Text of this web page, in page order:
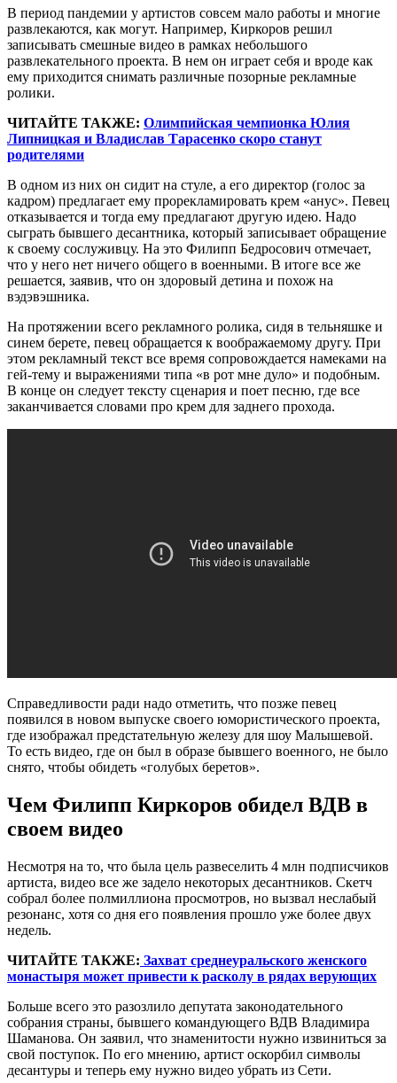
В период пандемии у артистов совсем мало работы и многие
развлекаются, как могут. Например, Киркоров решил
записывать смешные видео в рамках небольшого
развлекательного проекта. В нем он играет себя и вроде как
ему приходится снимать различные позорные рекламные
ролики.
ЧИТАЙТЕ ТАКЖЕ: Олимпийская чемпионка Юлия
Липницкая и Владислав Тарасенко скоро станут
родителями
В одном из них он сидит на стуле, а его директор (голос за
кадром) предлагает ему прорекламировать крем «анус». Певец
отказывается и тогда ему предлагают другую идею. Надо
сыграть бывшего десантника, который записывает обращение
к своему сослуживцу. На это Филипп Бедросович отмечает,
что у него нет ничего общего в военными. В итоге все же
решается, заявив, что он здоровый детина и похож на
вэдэвэшника.
На протяжении всего рекламного ролика, сидя в тельняшке и
синем берете, певец обращается к воображаемому другу. При
этом рекламный текст все время сопровождается намеками на
гей-тему и выражениями типа «в рот мне дуло» и подобным.
В конце он следует тексту сценария и поет песню, где все
заканчивается словами про крем для заднего прохода.
Справедливости ради надо отметить, что позже певец
появился в новом выпуске своего юмористического проекта,
где изображал предстательную железу для шоу Малышевой.
То есть видео, где он был в образе бывшего военного, не было
снято, чтобы обидеть «голубых беретов».
Чем Филипп Киркоров обидел ВДВ в
своем видео
Несмотря на то, что была цель развеселить 4 млн подписчиков
артиста, видео все же задело некоторых десантников. Скетч
собрал более полмиллиона просмотров, но вызвал неслабый
резонанс, хотя со дня его появления прошло уже более двух
недель.
ЧИТАЙТЕ ТАКЖЕ: Захват среднеуральского женского
монастыря может привести к расколу в рядах верующих
Больше всего это разозлило депутата законодательного
собрания страны, бывшего командующего ВДВ Владимира
Шаманова. Он заявил, что знаменитости нужно извиниться за
свой поступок. По его мнению, артист оскорбил символы
десантуры и теперь ему нужно видео убрать из Сети.